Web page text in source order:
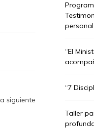
siguiente
personal
“El
“7
Taller